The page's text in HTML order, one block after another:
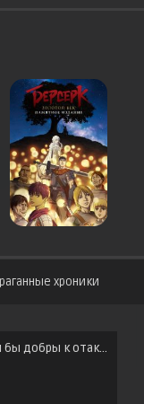
хроники
Где те девушки, что были бы добры к отаку?